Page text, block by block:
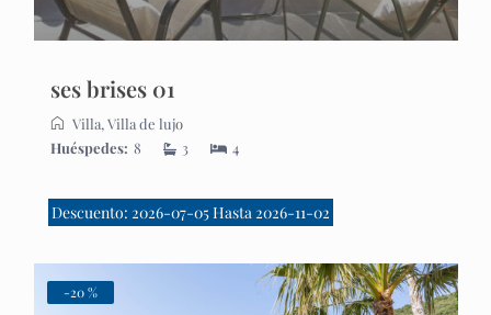
ses brises 01
Villa,Villa de lujo
Huéspedes: 8 3 4
Descuento: 2026-07-05 Hasta 2026-11-02
-20 %